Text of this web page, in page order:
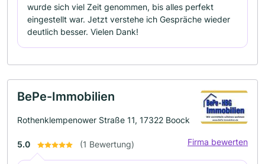
wurde sich viel Zeit genommen, bis alles perfekt
eingestellt war. Jetzt verstehe ich Gespräche wieder
deutlich besser. Vielen Dank!
BePe-Immobilien
Rothenklempenower Straße 11, 17322 Boock
5.0 (1 Bewertung) Firma bewerten